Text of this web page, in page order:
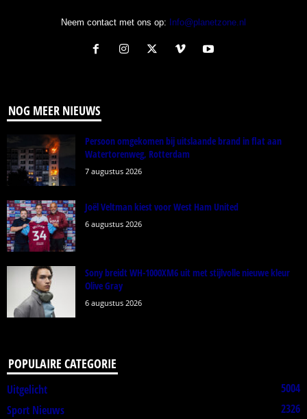
Neem contact met ons op: Info@planetzone.nl
NOG MEER NIEUWS
Persoon omgekomen bij uitslaande brand in flat aan
Watertorenweg, Rotterdam
7 augustus 2026
Joël Veltman kiest voor West Ham United
6 augustus 2026
Sony breidt WH-1000XM6 uit met stijlvolle nieuwe kleur
Olive Gray
6 augustus 2026
POPULAIRE CATEGORIE
Uitgelicht
5004
Sport Nieuws
2326